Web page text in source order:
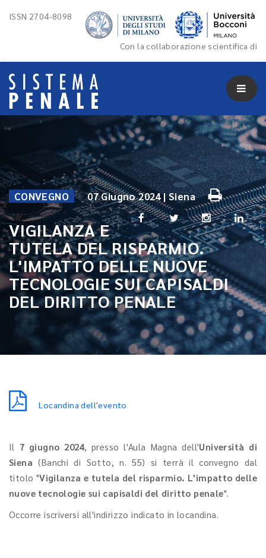
ISSN 2704-8098
Con la collaborazione scientifica di
CONVEGNO 07 Giugno 2024 | Siena
VIGILANZA E
TUTELA DEL RISPARMIO.
L'IMPATTO DELLE NUOVE
TECNOLOGIE SUI CAPISALDI
DEL DIRITTO PENALE
Locandina dell'evento
Il 7 giugno 2024, presso l'Aula Magna dell'Università di
Siena(Banchi di Sotto, n. 55) si terrà il convegno dal
titolo "Vigilanza e tutela del risparmio. L'impatto delle
nuove tecnologie sui capisaldi del diritto penale".
Occorre iscriversi all'indirizzo indicato in locandina.